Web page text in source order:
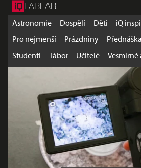
FABLAB
Astronomie Dospělí Děti iQ
Pro nejmenší
Prázdniny Přednáška
Studenti
Tábor Učitelé
Vesmírné
Školy